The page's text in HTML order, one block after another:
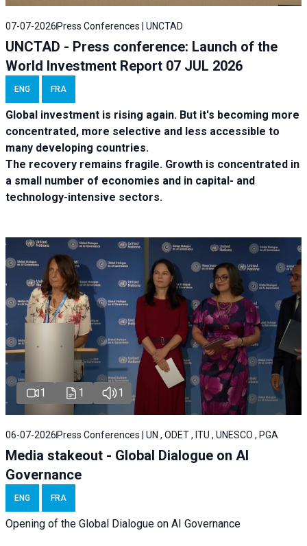
07-07-2026 Press Conferences | UNCTAD
UNCTAD - Press conference: Launch of the
World Investment Report 07 JUL 2026
ENG FRA
Global investment is rising again. But it's becoming more
concentrated, more selective and less accessible to
many developing countries.
The recovery remains fragile. Growth is concentrated in
a small number of economies and in capital- and
technology-intensive sectors.
1 1 1
06-07-2026 Press Conferences | UN , ODET , ITU , UNESCO , PGA
Media stakeout - Global Dialogue on AI
Governance
ENG FRA
Opening of the Global Dialogue on AI Governance